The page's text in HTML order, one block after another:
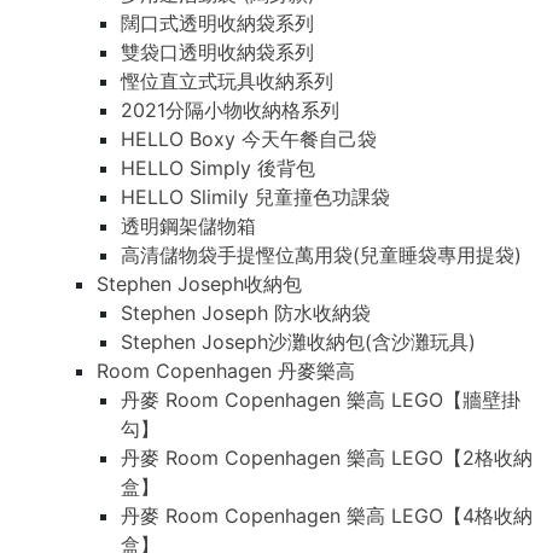
闊口式透明收納袋系列
雙袋口透明收納袋系列
慳位直立式玩具收納系列
2021分隔小物收納格系列
HELLO Boxy 今天午餐自己袋
HELLO Simply 後背包
HELLO Slimily 兒童撞色功課袋
透明鋼架儲物箱
高清儲物袋手提慳位萬用袋(兒童睡袋專用提袋)
Stephen Joseph收納包
Stephen Joseph 防水收納袋
Stephen Joseph沙灘收納包(含沙灘玩具)
Room Copenhagen 丹麥樂高
丹麥 Room Copenhagen 樂高 LEGO【牆壁掛
勾】
丹麥 Room Copenhagen 樂高 LEGO【2格收納
盒】
丹麥 Room Copenhagen 樂高 LEGO【4格收納
盒】